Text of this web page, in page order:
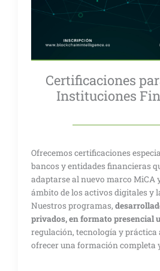
Certificaciones
Instituciones
Ofrecemos certificaciones
bancos y entidades financieras
adaptarse al nuevo marco MiCA
ámbito de los activos digitales y
Nuestros programas,
privados, en formato presencial
regulación, tecnología y práctica
ofrecer una formación completa